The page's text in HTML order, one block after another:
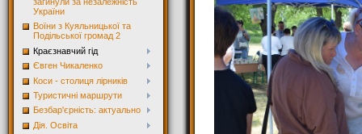
України
Воїни з Куяльницької та
Подільської громад 2
Краєзнавчий гід
Євген Чикаленко
Коси - столиця лірників
Туристичні маршрути
Безбар'єрність: актуально
Дія. Освіта